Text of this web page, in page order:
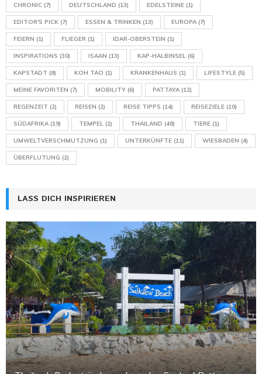
CHRONIC (7) DEUTSCHLAND (13) EDELSTEINE (1)
EDITOR'S PICK (7) ESSEN & TRINKEN (13) EUROPA(7)
FEIERN (1) FLIEGER (1) IDAR-OBERSTEIN (1)
INSPIRATIONS (30) ISAAN (13) KAP-HALBINSEL (6)
KAPSTADT (8) KOH TAO (1) KRANKENHAUS (1) LIFESTYLE (5)
MEINE FAVORITEN (7) MOBILITY (6) PATTAYA(12)
REGENZEIT (2) REISEN (2) REISE TIPPS (14) REISEZIELE (10)
SÜDAFRIKA(19) TEMPEL (2) THAILAND (48) TIERE (1)
UMWELTVERSCHMUTZUNG (1) UNTERKÜNFTE (11) WIESBADEN (4)
ÜBERFLUTUNG (2)
LASS DICH INSPIRIEREN